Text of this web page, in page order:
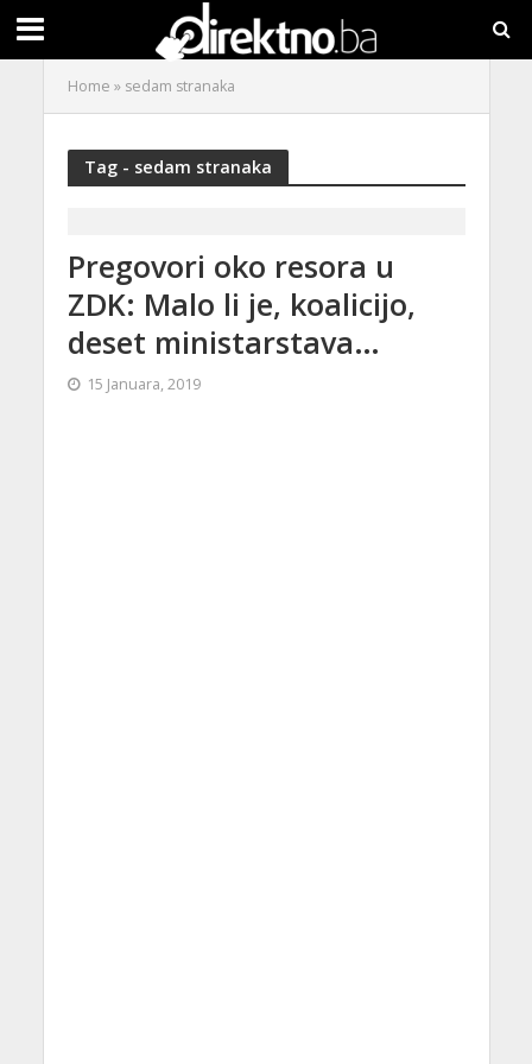
Home » sedam stranaka
Tag - sedam stranaka
Pregovori oko resora u
ZDK: Malo li je, koalicijo,
deset ministarstava…
15 Januara, 2019